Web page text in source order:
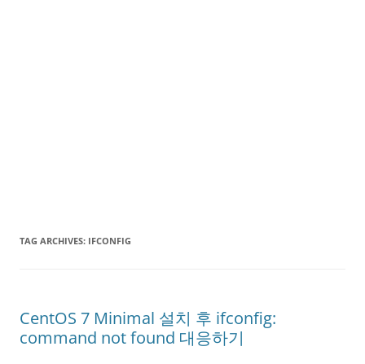
TAG ARCHIVES: IFCONFIG
CentOS 7 Minimal 설치 후 ifconfig:
command not found 대응하기